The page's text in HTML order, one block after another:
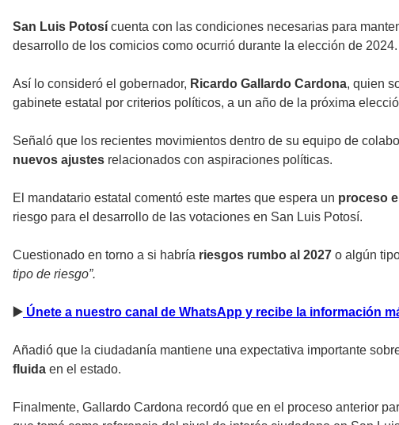
San Luis Potosí cuenta con las condiciones necesarias para
desarrollo de los comicios como ocurrió durante la elección de 2024.
Así lo consideró el gobernador, Ricardo Gallardo Cardona, quien
gabinete estatal por criterios políticos, a un año de la próxima
Señaló que los recientes movimientos dentro de su equipo de
nuevos ajustes relacionados con aspiraciones políticas.
El mandatario estatal comentó este martes que espera un proceso
riesgo para el desarrollo de las votaciones en San Luis Potosí.
Cuestionado en torno a si habría riesgos rumbo al 2027 o algún
tipo de riesgo”.
▶ Únete a nuestro canal de WhatsApp y recibe la información
Añadió que la ciudadanía mantiene una expectativa importante
fluida en el estado.
Finalmente, Gallardo Cardona recordó que en el proceso anterior